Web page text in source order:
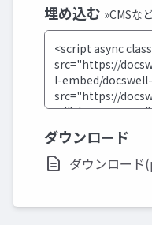
埋め込む »CMSな
ダウンロード
ダウンロード